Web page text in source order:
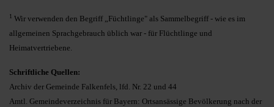
1 Wir verwenden den Begriff „Füchtlinge" als Sammelbegriff - wie es im
allgemeinen Sprachgebrauch üblich war - für Flüchtlinge und
Heimatvertriebene.
Schriftliche Quellen:
Archiv der Gemeinde Falkenfels, lfd. Nr. 22 und 44
Amtl. Gemeindeverzeichnis für Bayern: Ortsansässige Bevölkerung nach der